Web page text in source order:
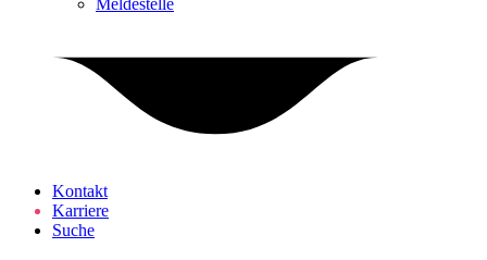
Meldestelle
Kontakt
Karriere
Suche